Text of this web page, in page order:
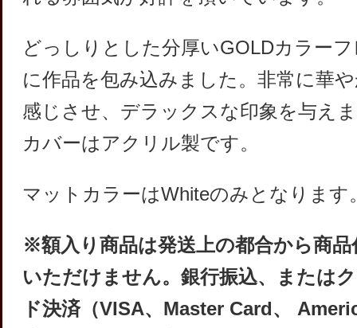
どっしりとした分厚いGOLDカラー
に作品を包み込みました。非常に華
感じさせ、デラックスな印象を与え
カバーはアクリル製です。
マットカラーはWhiteのみとなります
※額入り商品は発送上の都合から商
いただけません。銀行振込、または
ド決済（VISA、Master Card、